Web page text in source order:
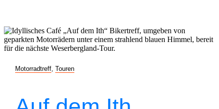
Motorradtreff Touren